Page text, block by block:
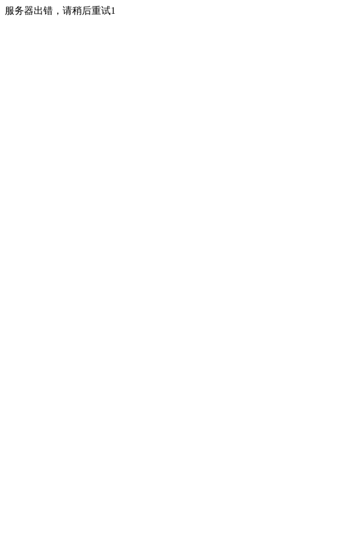
服务器出错，请稍后重试1